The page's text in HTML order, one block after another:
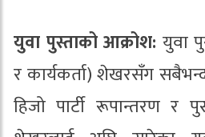
युवा पुस्ताको आक्रोश: युवा
र कार्यकर्ता) शेखरसँग
हिजो पार्टी रूपान्तरण र